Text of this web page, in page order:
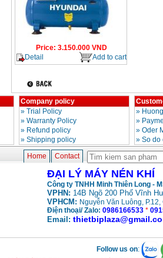
Price: 3.150.000 VND
Detail
Add to cart
Company policy
» Trial Policy
» Warranty Policy
» Refund policy
» Shipping policy
»
»
» Oder
» So do
Home Contact
ĐẠI LÝ MÁY NÉN KHÍ
Công ty TNHH Minh Thiên Long -
VPHN: 14B Ngõ 200 Phố Vĩnh
VPHCM: Nguyễn Văn Luông,
Điện thoại/ Zalo: 0986166533 *
Email:
Follow us on: